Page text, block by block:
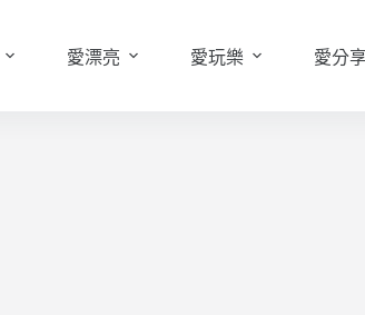
愛漂亮 愛玩樂 愛分